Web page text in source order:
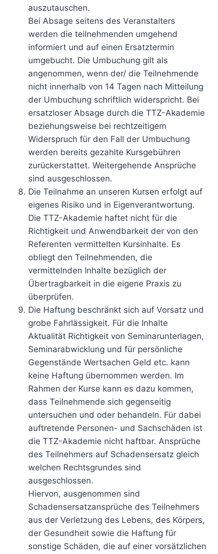
auszutauschen.
Bei Absage seitens des Veranstalters
werden die teilnehmenden umgehend
informiert und auf einen Ersatztermin
umgebucht. Die Umbuchung gilt als
angenommen, wenn der/ die Teilnehmende
nicht innerhalb von 14 Tagen nach Mitteilung
der Umbuchung schriftlich widerspricht. Bei
ersatzloser Absage durch die TTZ-Akademie
beziehungsweise bei rechtzeitigem
Widerspruch für den Fall der Umbuchung
werden bereits gezahlte Kursgebühren
zurückerstattet. Weitergehende Ansprüche
sind ausgeschlossen.
Die Teilnahme an unseren Kursen erfolgt auf
eigenes Risiko und in Eigenverantwortung.
Die TTZ-Akademie haftet nicht für die
Richtigkeit und Anwendbarkeit der von den
Referenten vermittelten Kursinhalte. Es
obliegt den Teilnehmenden, die
vermittelnden Inhalte bezüglich der
Übertragbarkeit in die eigene Praxis zu
überprüfen.
Die Haftung beschränkt sich auf Vorsatz und
grobe Fahrlässigkeit. Für die Inhalte
Aktualität Richtigkeit von Seminarunterlagen,
Seminarabwicklung und für persönliche
Gegenstände Wertsachen Geld etc. kann
keine Haftung übernommen werden. Im
Rahmen der Kurse kann es dazu kommen,
dass Teilnehmende sich gegenseitig
untersuchen und oder behandeln. Für dabei
auftretende Personen- und Sachschäden ist
die TTZ-Akademie nicht haftbar. Ansprüche
des Teilnehmers auf Schadensersatz gleich
welchen Rechtsgrundes sind
ausgeschlossen.
Hiervon, ausgenommen sind
Schadensersatzansprüche des Teilnehmers
aus der Verletzung des Lebens, des Körpers,
der Gesundheit sowie die Haftung für
sonstige Schäden, die auf einer vorsätzlichen